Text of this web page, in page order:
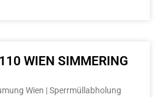
WIEN SIMMERING
Wien | Sperrmüllabholung